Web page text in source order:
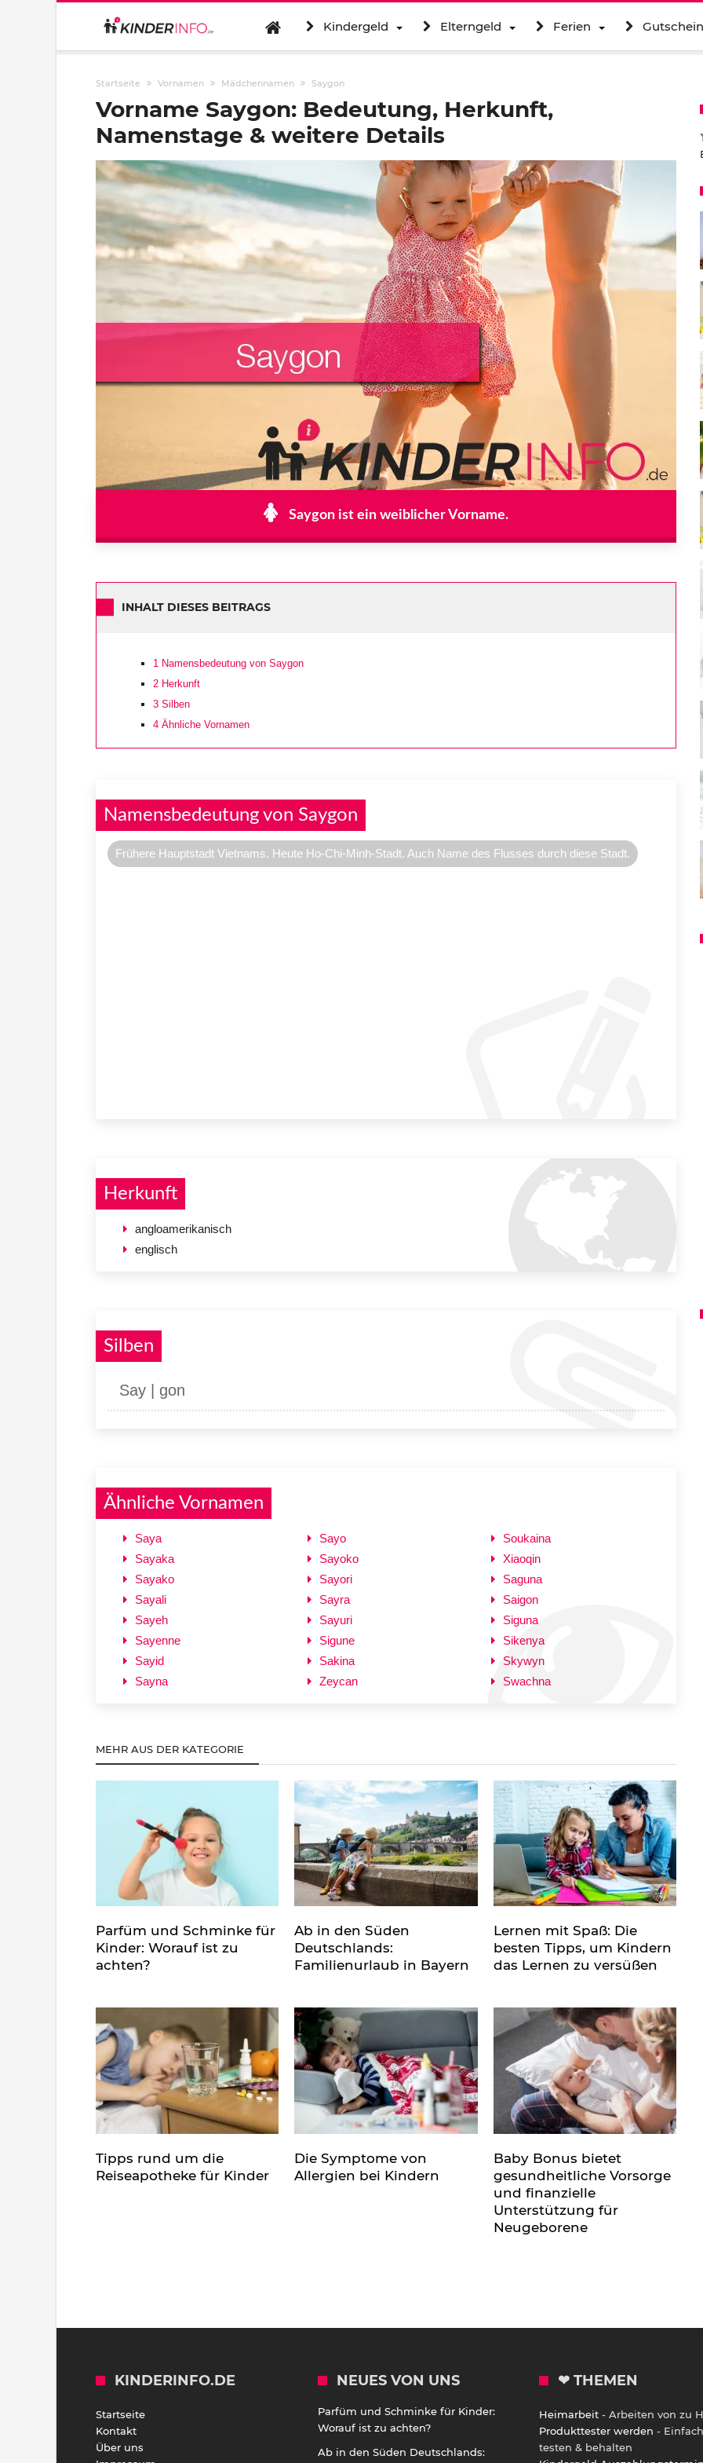
Kindergeld Elterngeld Ferien
Startseite Vornamen Mädchennamen Saygon
Vorname Saygon: Bedeutung, Herkunft,
Namenstage & weitere Details
Saygon ist ein weiblicher Vorname.
INHALT DIESES BEITRAGS
1 Namensbedeutung von Saygon
2 Herkunft
3 Silben
4 Ähnliche Vornamen
Namensbedeutung von Saygon
Frühere Hauptstadt Vietnams. Heute Ho-Chi-Minh-Stadt. Auch Name des Flusses durch diese Stadt.
Herkunft
angloamerikanisch
englisch
Silben
Say | gon
Ähnliche Vornamen
Saya
Sayaka
Sayako
Sayali
Sayeh
Sayenne
Sayid
Sayna
Sayo
Sayoko
Sayori
Sayra
Sayuri
Sigune
Sakina
Zeycan
Soukaina
Xiaoqin
Saguna
Saigon
Siguna
Sikenya
Skywyn
Swachna
MEHR AUS DER KATEGORIE
Parfüm und Schminke für
Kinder: Worauf ist zu
achten?
Ab in den Süden
Deutschlands:
Familienurlaub in Bayern
Lernen mit Spaß: Die
besten Tipps, um Kindern
das Lernen zu versüßen
Tipps rund um die
Reiseapotheke für Kinder
Die Symptome von
Allergien bei Kindern
Baby Bonus bietet
gesundheitliche Vorsorge
und finanzielle
Unterstützung für
Neugeborene
KINDERINFO.DE
Startseite
Kontakt
Über uns
NEUES VON UNS
Parfüm und Schminke für Kinder:
Worauf ist zu achten?
Ab in den Süden Deutschlands:
❤ THEMEN
Heimarbeit - Arbeiten von zu
Produkttester werden - Einfach
testen & behalten